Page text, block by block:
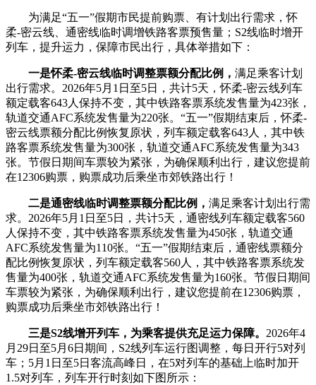
为满足“五一”假期市民提前购票、有计划出行需求，怀
柔-密云线、通密线临时调增铁路客票预售量；S2线临时增开
列车，提升运力，保障市民出行，具体举措如下：
一是怀柔-密云线临时调整票额分配比例， 满足乘客计划
出行需求。2026年5月1日至5日，共计5天，怀柔-密云线列车
额定载客643人保持不变，其中铁路客票系统发售量为423张，
轨道交通AFC系统发售量为220张。“五一”假期结束后，怀柔-
密云线票额分配比例恢复原状，列车额定载客643人，其中铁
路客票系统发售量为300张，轨道交通AFC系统发售量为343
张。节假日期间车票较为紧张，为确保顺利出行，建议您提前
在12306购票，购票成功后乘坐市郊铁路出行！
二是通密线临时调整票额分配比例， 满足乘客计划出行需
求。2026年5月1日至5日，共计5天，通密线列车额定载客560
人保持不变，其中铁路客票系统发售量为450张，轨道交通
AFC系统发售量为110张。“五一”假期结束后，通密线票额分
配比例恢复原状，列车额定载客560人，其中铁路客票系统发
售量为400张，轨道交通AFC系统发售量为160张。节假日期间
车票较为紧张，为确保顺利出行，建议您提前在12306购票，
购票成功后乘坐市郊铁路出行！
三是S2线增开列车，为乘客提供充足运力保障。 2026年4
月29日至5月6日期间，S2线列车运行图调整，每日开行5对列
车；5月1日至5日客流高峰日，在5对列车的基础上临时加开
1.5对列车，列车开行时刻如下图所示：